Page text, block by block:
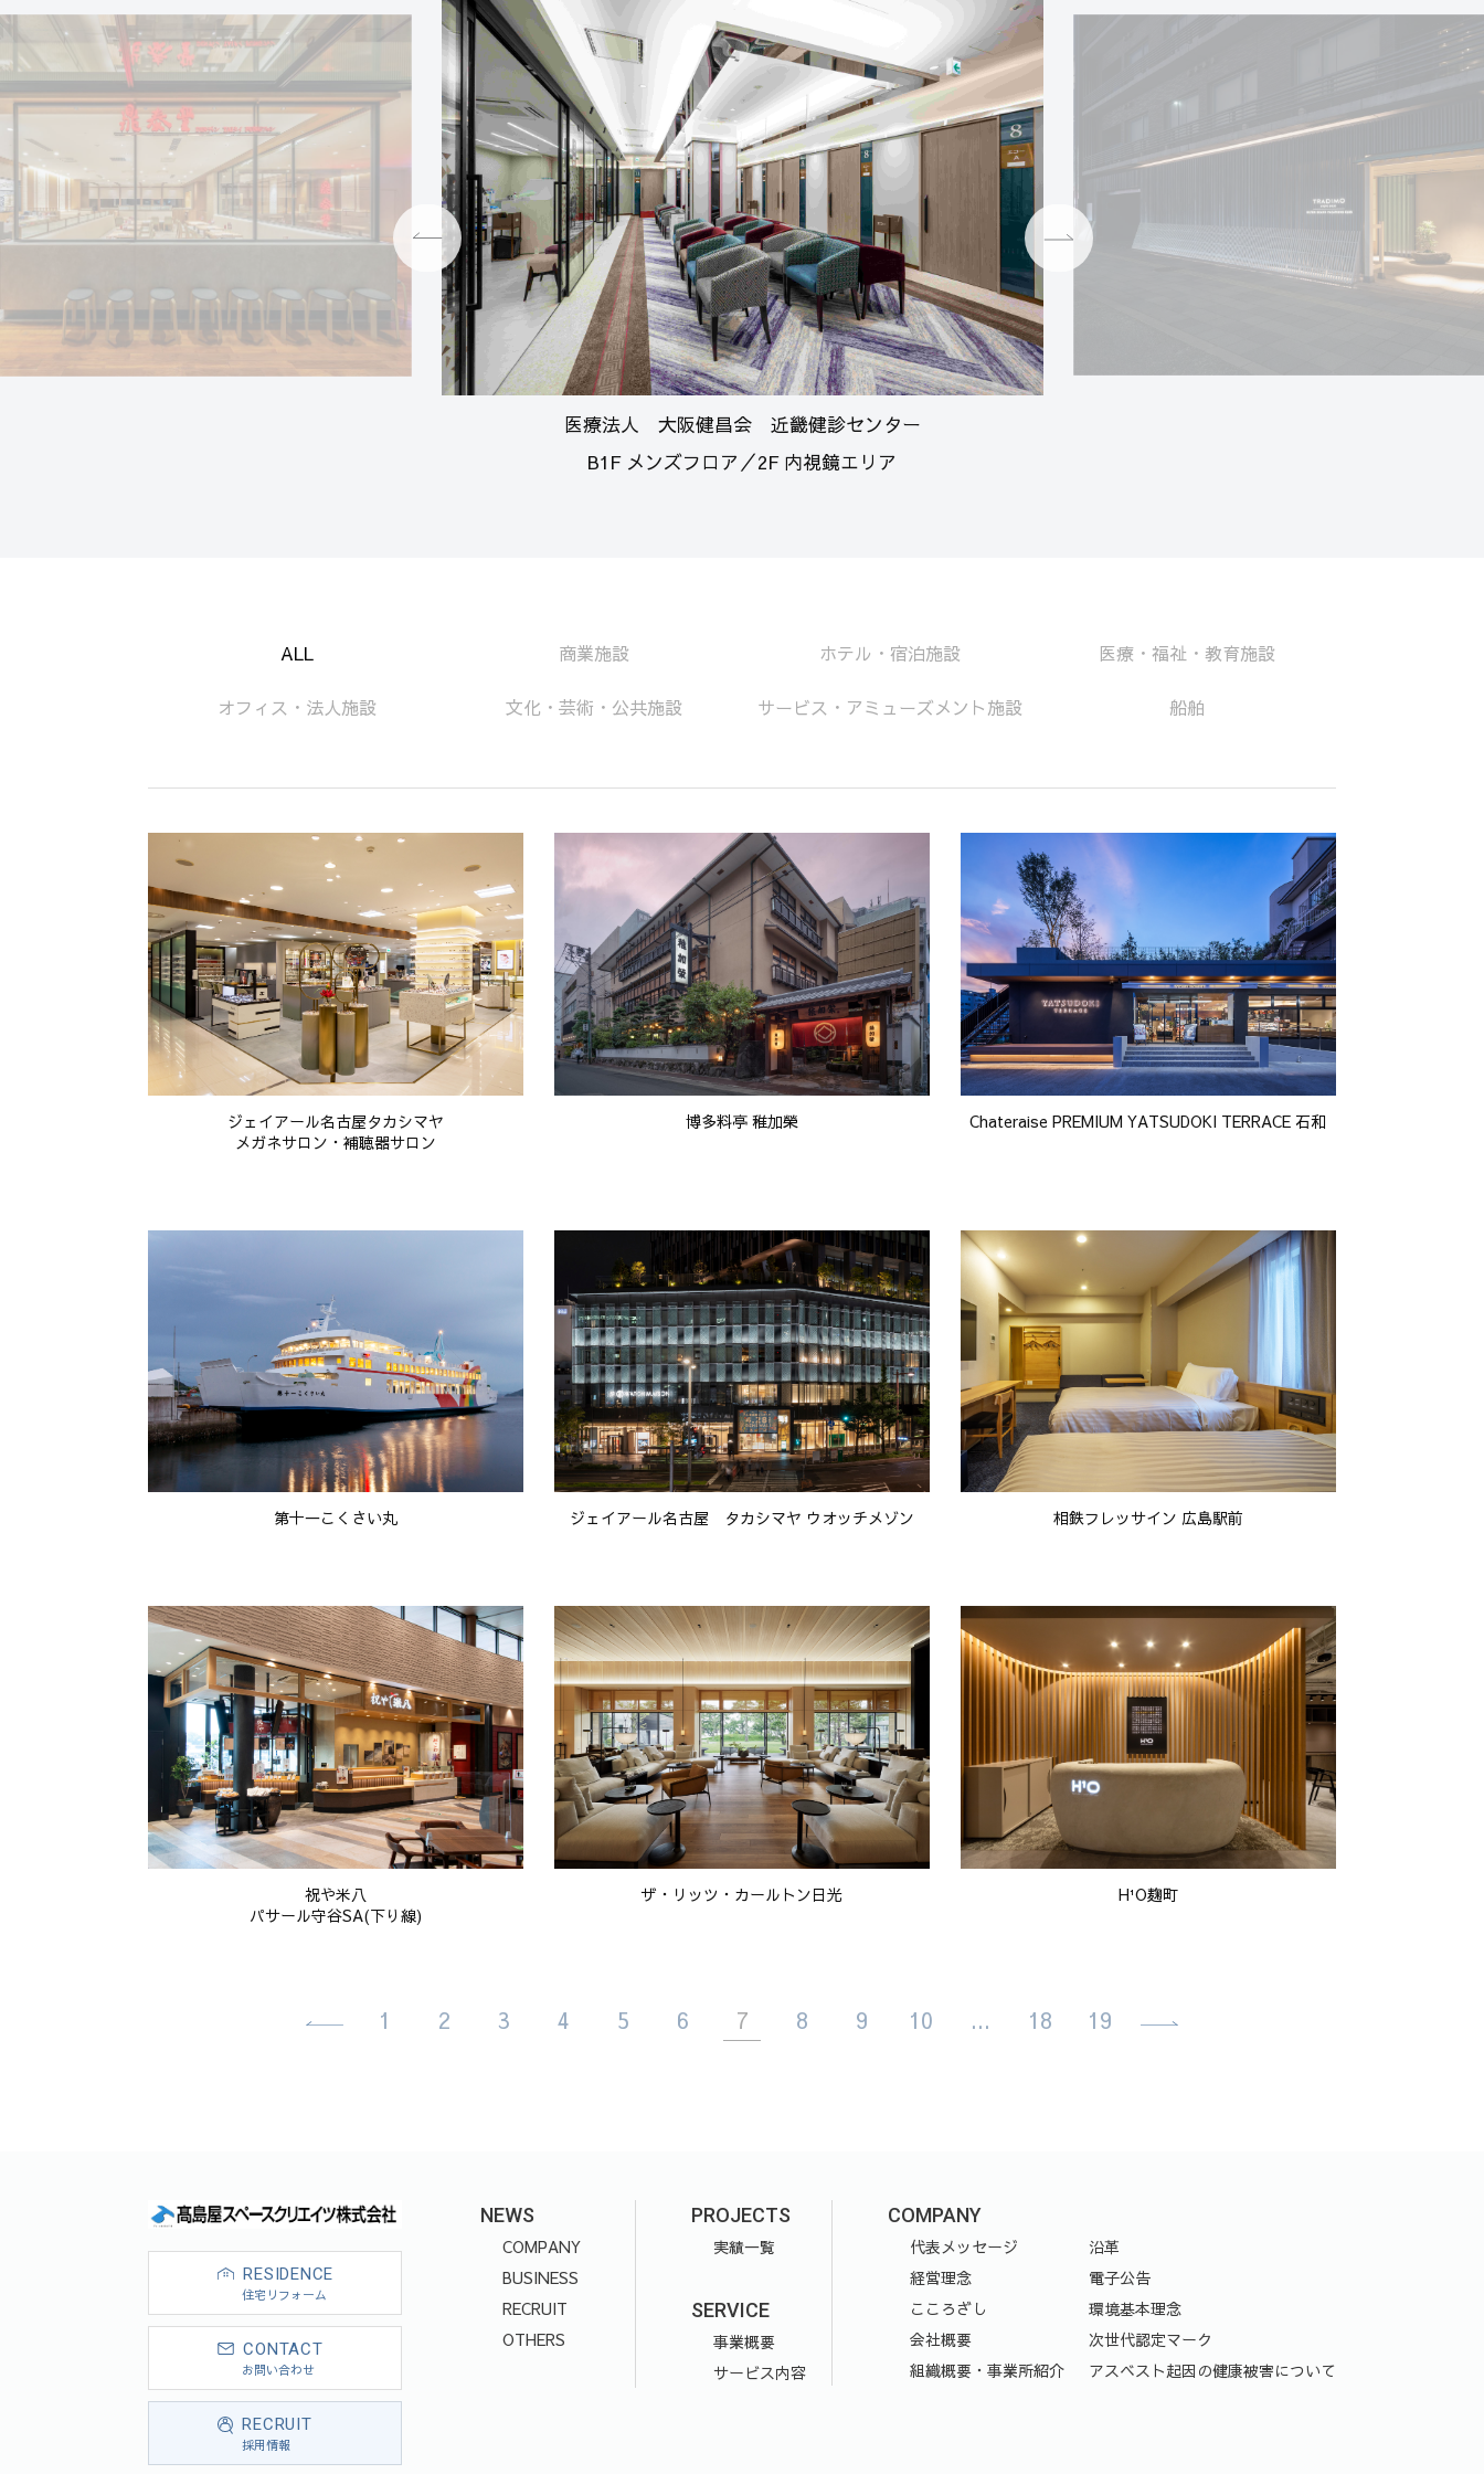
医療法人 大阪健昌会 近畿健診センター
B1F メンズフロア／2F 内視鏡エリア
ALL 商業施設 ホテル・宿泊施設 医療・福祉・教育施設
オフィス・法人施設 文化・芸術・公共施設 サービス・アミューズメント施設 船舶
ジェイアール名古屋タカシマヤ
メガネサロン・補聴器サロン
博多料亭 稚加榮 Chateraise PREMIUM YATSUDOKI TERRACE 石和
第十一こくさい丸 ジェイアール名古屋 タカシマヤ ウオッチメゾン 相鉄フレッサイン 広島駅前
祝や米八
パサール守谷SA(下り線)
ザ・リッツ・カールトン日光 H¹O麹町
1 2 3 4 5 6 7 8 9 10 ... 18 19
RESIDENCE
住宅リフォーム
CONTACT
お問い合わせ
RECRUIT
採用情報
NEWS
COMPANY
BUSINESS
RECRUIT
OTHERS
PROJECTS
実績一覧
SERVICE
事業概要
サービス内容
COMPANY
代表メッセージ
経営理念
こころざし
会社概要
組織概要・事業所紹介
沿革
電子公告
環境基本理念
次世代認定マーク
アスベスト起因の健康被害について